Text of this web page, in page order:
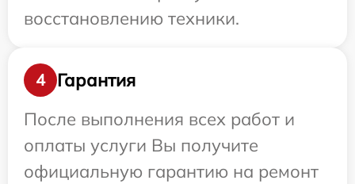
восстановлению техники.
4
Гарантия
После выполнения всех работ и
оплаты услуги Вы получите
официальную гарантию на ремонт